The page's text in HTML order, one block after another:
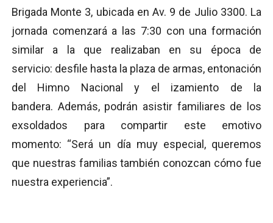
Brigada Monte 3, ubicada en Av. 9 de Julio 3300. La
jornada comenzará a las 7:30 con una formación
similar a la que realizaban en su época de
servicio: desfile hasta la plaza de armas, entonación
del Himno Nacional y el izamiento de la
bandera. Además, podrán asistir familiares de los
exsoldados para compartir este emotivo
momento: “Será un día muy especial, queremos
que nuestras familias también conozcan cómo fue
nuestra experiencia”.